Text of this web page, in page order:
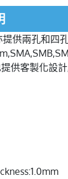
供兩孔和四
供客製化設計